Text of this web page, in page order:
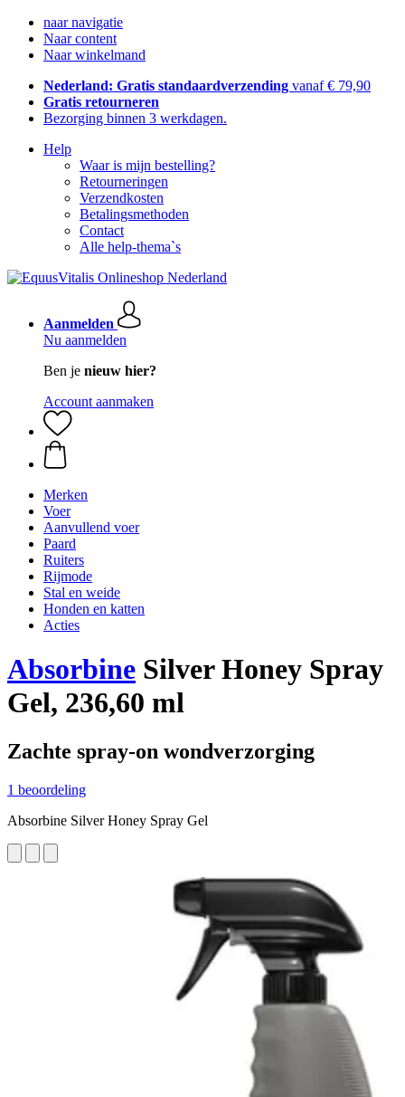
naar navigatie
Naar content
Naar winkelmand
Nederland: Gratis standaardverzending vanaf € 79,90
Gratis retourneren
Bezorging binnen 3 werkdagen.
Help
Waar is mijn bestelling?
Retourneringen
Verzendkosten
Betalingsmethoden
Contact
Alle help-thema`s
Aanmelden
Nu aanmelden
Ben je nieuw hier?
Account aanmaken
Merken
Voer
Aanvullend voer
Paard
Ruiters
Rijmode
Stal en weide
Honden en katten
Acties
Absorbine Silver Honey Spray
Gel, 236,60 ml
Zachte spray-on wondverzorging
1 beoordeling
Absorbine Silver Honey Spray Gel